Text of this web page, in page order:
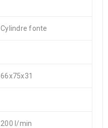
Cylindre fonte
66x75x31
200 l/min